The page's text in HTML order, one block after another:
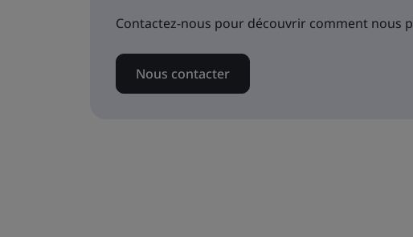
Contactez-nous pour découvrir comment nous
Nous contacter